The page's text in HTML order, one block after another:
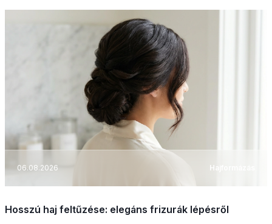
06.08.2026 Hajformázás
Hosszú haj feltűzése: elegáns frizurák lépésről